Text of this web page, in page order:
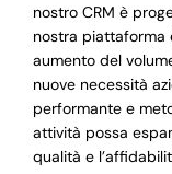
nostro CRM è
nostra piattaforma
aumento del
nuove necessità
performante e
attività possa
qualità e